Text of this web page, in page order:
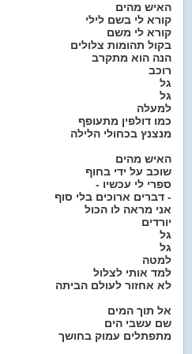
האיש מהים
קורא לי בשם לילי
קורא לי משם
בקול תהומות צלולים
הנה הוא מתקרב
רוכב
גל
גל
למעלה
כמו דולפין מתעופף
מנצנץ בכחולי הלילה
האיש מהים
שוכב על ידי בחוף
- ספרי לי עכשיו
דברים ארוכים בלי סוף -
אני מראה לו הכול
יורדים
גל
גל
למטה
למד אותי לצלול
לא אחזור לעולם הביתה
אל תוך המים
שם עשבי הים
מתפתלים עמוק בחושך